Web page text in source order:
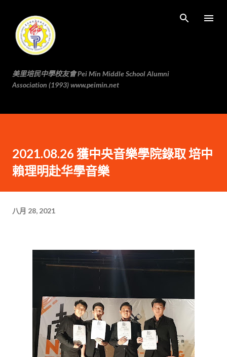
美里培民中學校友會 Pei Min Middle School Alumni
Association (1993) www.peimin.net
2021.08.26 獲中央音樂學院錄取 培中
賴理明赴华學音樂
八月 28, 2021